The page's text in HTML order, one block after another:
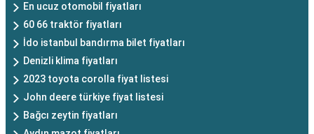
En ucuz otomobil fiyatları
60 66 traktör fiyatları
İdo istanbul bandırma bilet fiyatları
Denizli klima fiyatları
2023 toyota corolla fiyat listesi
John deere türkiye fiyat listesi
Bağcı zeytin fiyatları